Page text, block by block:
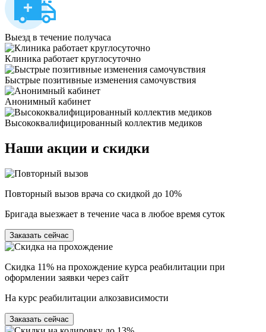
Выезд в течение получаса
Клиника работает круглосуточно
Быстрые позитивные изменения самочувствия
Анонимный кабинет
Высококвалифицированный коллектив медиков
Наши акции и скидки
Повторный вызов врача со скидкой до 10%
Бригада выезжает в течение часа в любое время суток
Заказать сейчас
Скидка 11% на прохождение курса реабилитации при
оформлении заявки через сайт
На курс реабилитации алкозависимости
Заказать сейчас